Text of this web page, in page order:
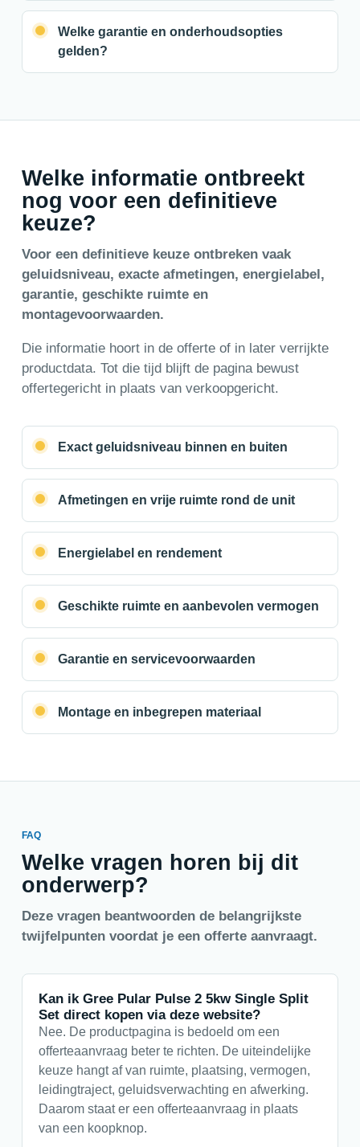
Welke garantie en onderhoudsopties
gelden?
Welke informatie ontbreekt
nog voor een definitieve
keuze?
Voor een definitieve keuze ontbreken vaak
geluidsniveau, exacte afmetingen, energielabel,
garantie, geschikte ruimte en
montagevoorwaarden.
Die informatie hoort in de offerte of in later verrijkte
productdata. Tot die tijd blijft de pagina bewust
offertegericht in plaats van verkoopgericht.
Exact geluidsniveau binnen en buiten
Afmetingen en vrije ruimte rond de unit
Energielabel en rendement
Geschikte ruimte en aanbevolen vermogen
Garantie en servicevoorwaarden
Montage en inbegrepen materiaal
FAQ
Welke vragen horen bij dit
onderwerp?
Deze vragen beantwoorden de belangrijkste
twijfelpunten voordat je een offerte aanvraagt.
Kan ik Gree Pular Pulse 2 5kw Single Split
Set direct kopen via deze website?
Nee. De productpagina is bedoeld om een
offerteaanvraag beter te richten. De uiteindelijke
keuze hangt af van ruimte, plaatsing, vermogen,
leidingtraject, geluidsverwachting en afwerking.
Daarom staat er een offerteaanvraag in plaats
van een koopknop.